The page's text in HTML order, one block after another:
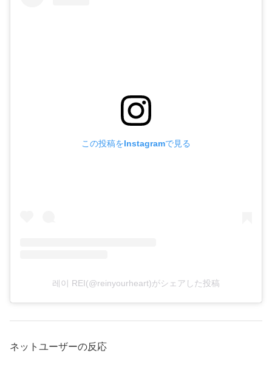
この投稿をInstagramで見る
레이 REI(@reinyourheart)がシェアした投稿
ネットユーザーの反応